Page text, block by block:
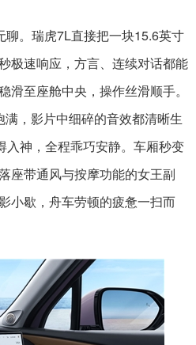
聊。瑞虎7L直接把一块15.6英寸
极速响应，方言、连续对话都能
至座舱中央，操作丝滑顺手。
，影片中细碎的音效都清晰生
神，全程乖巧安静。车厢秒变
座带通风与按摩功能的女王副
小歇，舟车劳顿的疲惫一扫而